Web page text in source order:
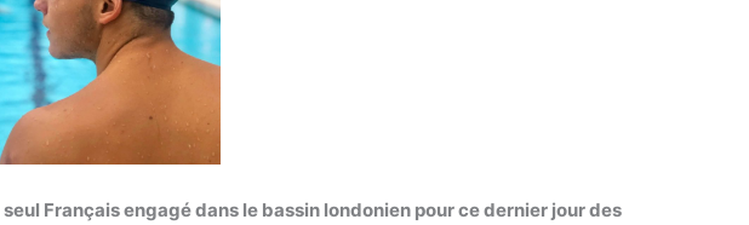
Français engagé dans le bassin londonien pour ce dernier jour des